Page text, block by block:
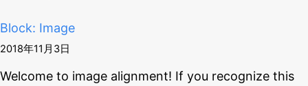
ョ
ン
Block: Image
2018年11月3日
Welcome to image alignment! If you recognize this